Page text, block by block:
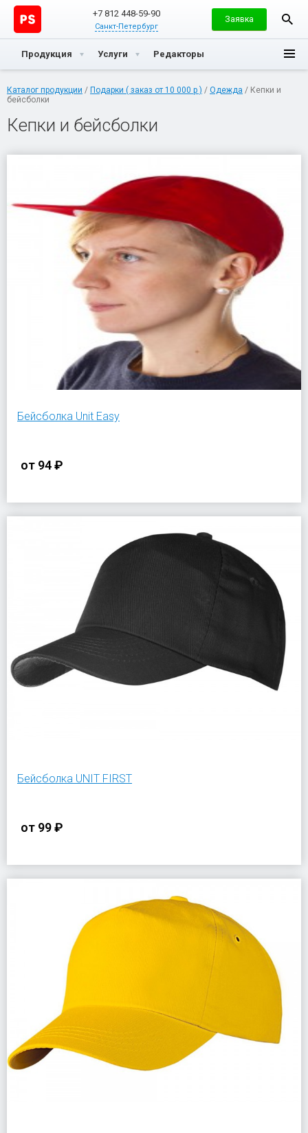
+7 812 448-59-90
Санкт-Петербург
Заявка
Продукция Услуги Редакторы
Каталог продукции / Подарки ( заказ от 10 000 р ) / Одежда / Кепки и
бейсболки
Кепки и бейсболки
Бейсболка Unit Easy
от 94 ₽
Бейсболка UNIT FIRST
от 99 ₽